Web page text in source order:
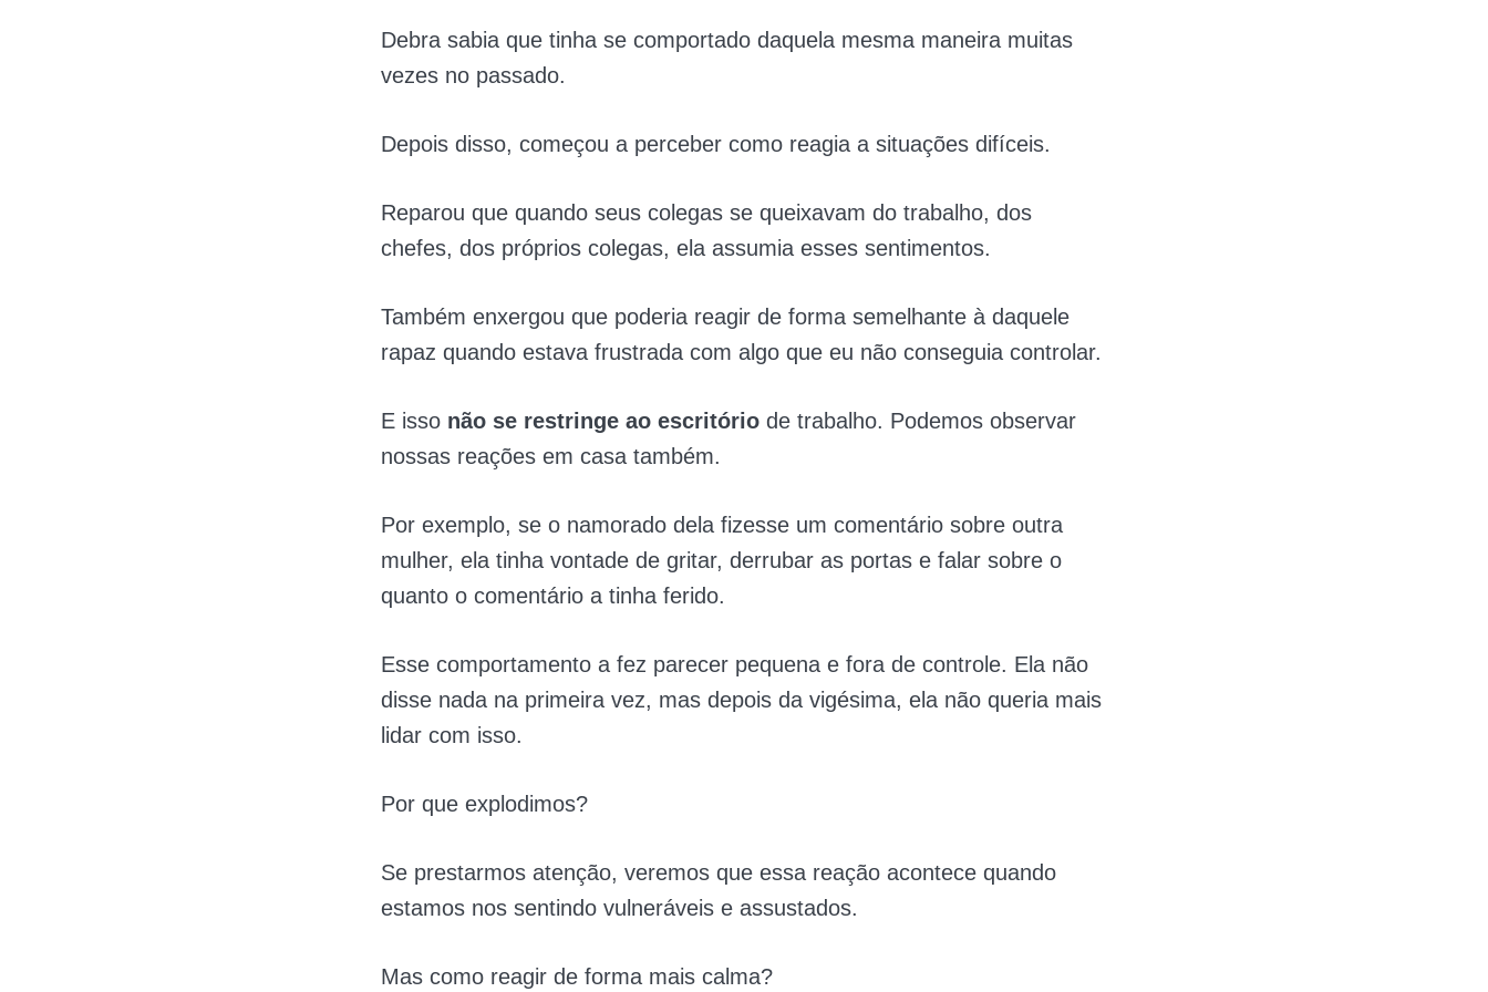
Debra sabia que tinha se comportado daquela mesma maneira muitas
vezes no passado.
Depois disso, começou a perceber como reagia a situações difíceis.
Reparou que quando seus colegas se queixavam do trabalho, dos
chefes, dos próprios colegas, ela assumia esses sentimentos.
Também enxergou que poderia reagir de forma semelhante à daquele
rapaz quando estava frustrada com algo que eu não conseguia controlar.
E isso não se restringe ao escritório de trabalho. Podemos observar
nossas reações em casa também.
Por exemplo, se o namorado dela fizesse um comentário sobre outra
mulher, ela tinha vontade de gritar, derrubar as portas e falar sobre o
quanto o comentário a tinha ferido.
Esse comportamento a fez parecer pequena e fora de controle. Ela não
disse nada na primeira vez, mas depois da vigésima, ela não queria mais
lidar com isso.
Por que explodimos?
Se prestarmos atenção, veremos que essa reação acontece quando
estamos nos sentindo vulneráveis e assustados.
Mas como reagir de forma mais calma?